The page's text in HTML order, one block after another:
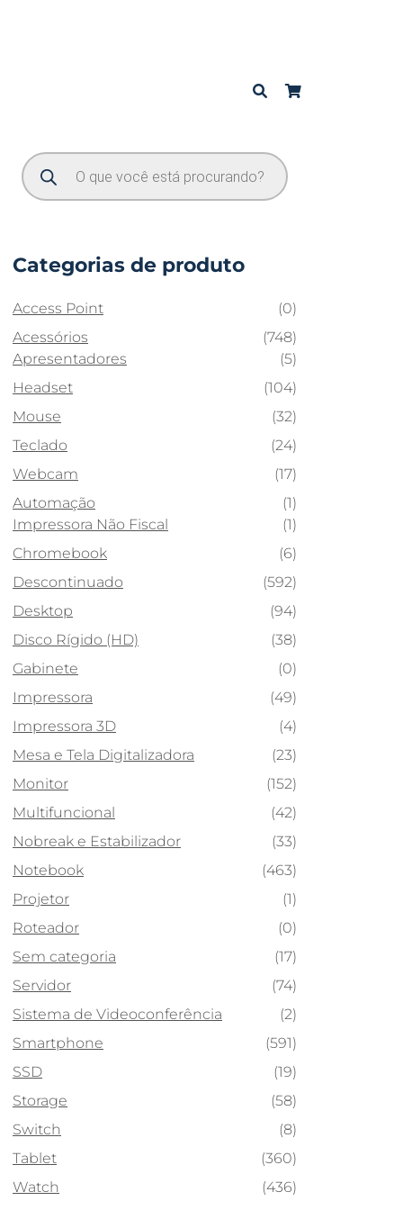
Categorias de produto
Access Point
(0)
Acessórios
(748)
Apresentadores
(5)
Headset
(104)
Mouse
(32)
Teclado
(24)
Webcam
(17)
Automação
(1)
Impressora Não Fiscal
(1)
Chromebook
(6)
Descontinuado
(592)
Desktop
(94)
Disco Rígido (HD)
(38)
Gabinete
(0)
Impressora
(49)
Impressora 3D
(4)
Mesa e Tela Digitalizadora
(23)
Monitor
(152)
Multifuncional
(42)
Nobreak e Estabilizador
(33)
Notebook
(463)
Projetor
(1)
Roteador
(0)
Sem categoria
(17)
Servidor
(74)
Sistema de Videoconferência
(2)
Smartphone
(591)
SSD
(19)
Storage
(58)
Switch
(8)
Tablet
(360)
Watch
(436)